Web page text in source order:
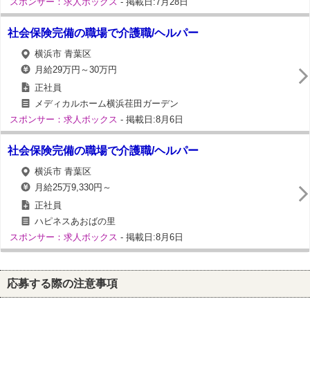
社会保険完備の職場で介護職/ヘルパー
横浜市 青葉区
月給29万円～30万円
正社員
メディカルホーム横浜荏田ガーデン
スポンサー：求人ボックス - 掲載日:8月6日
社会保険完備の職場で介護職/ヘルパー
横浜市 青葉区
月給25万9,330円～
正社員
ハピネスあおばの里
スポンサー：求人ボックス - 掲載日:8月6日
応募する際の注意事項